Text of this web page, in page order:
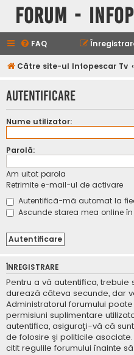
Forum -
FAQ
Către site-ul Infopescar Tv
Autentificare
Nume utilizator:
Parolă:
Am uitat parola
Retrimite e-mail-ul de activare
Autentifică-mă automat la
Ascunde starea mea online
ÎNREGISTRARE
Pentru a vă autentifica,
durează câteva secunde, dar
Administratorul forumului
permisiuni suplimentare
autentifica, asiguraţi-vă că
de folosire şi politicile
citit regulile forumului înainte